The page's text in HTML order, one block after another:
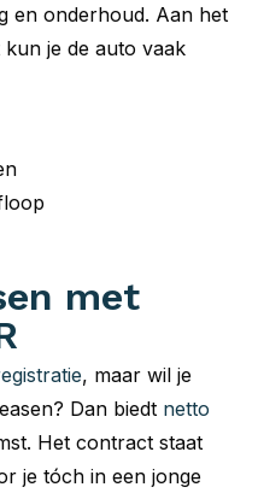
en onderhoud. Aan het
je de auto vaak
met
, maar wil je
Dan biedt netto
Het contract staat
je tóch in een jonge